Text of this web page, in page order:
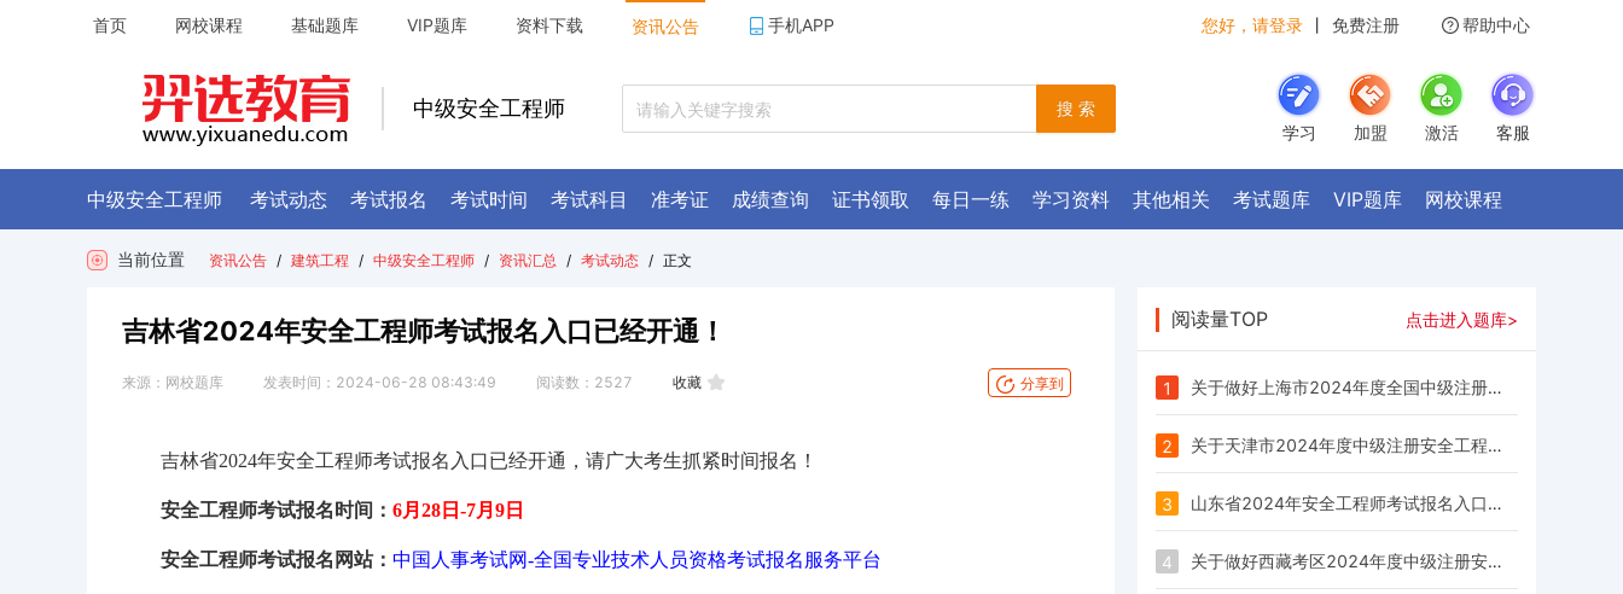
首页 网校课程 基础题库 VIP题库 资料下载 资讯公告 手机APP 您好，请登录 丨 免费注册 帮助中心
中级安全工程师
搜 索
学习
加盟 激活 客服
中级安全工程师 考试动态 考试报名 考试时间 考试科目 准考证 成绩查询 证书领取 每日一练 学习资料 其他相关 考试题库 VIP题库 网校课程
当前位置 资讯公告 / 建筑工程 / 中级安全工程师 / 资讯汇总 / 考试动态 / 正文
吉林省2024年安全工程师考试报名入口已经开通！
来源： 网校题库 发表时间： 2024-06-28 08:43:49 阅读数： 2527 收藏 分享到
吉林省2024年安全工程师考试报名入口已经开通，请广大考生抓紧时间报名！
安全工程师考试报名时间： 6月28日-7月9日
安全工程师考试报名网站： 中国人事考试网-全国专业技术人员资格考试报名服务平台
阅读量TOP 点击进入题库>
1 关于做好上海市2024年度全国中级注册安全工程师职业资格考试考务工作的通知
2 关于天津市2024年度中级注册安全工程师职业资格考试报名等有关事项的通知
3 山东省2024年安全工程师考试报名入口已经开通！
4 关于做好西藏考区2024年度中级注册安全工程师职业资格考试考务工作的通知